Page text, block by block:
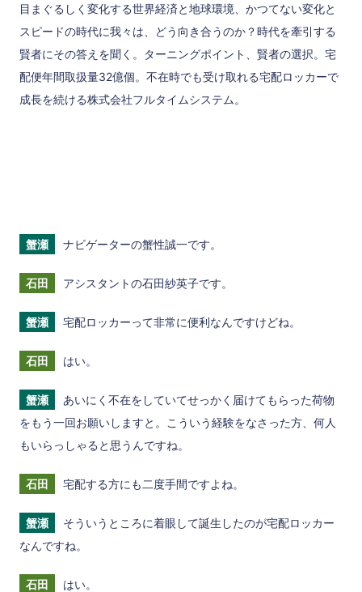
目まぐるしく変化する世界経済と地球環境、かつてない変化と
スピードの時代に我々は、どう向き合うのか？時代を牽引する
賢者にその答えを聞く。ターニングポイント、賢者の選択。宅
配便年間取扱量32億個。不在時でも受け取れる宅配ロッカーで
成長を続ける株式会社フルタイムシステム。
蟹瀬 ナビゲーターの蟹性誠一です。
石田 アシスタントの石田紗英子です。
蟹瀬 宅配ロッカーって非常に便利なんですけどね。
石田 はい。
蟹瀬
あいにく不在をしていてせっかく届けてもらった荷物
をもう一回お願いしますと。こういう経験をなさった方、何人
もいらっしゃると思うんですね。
石田 宅配する方にも二度手間ですよね。
蟹瀬
そういうところに着眼して誕生したのが宅配ロッカー
なんですね。
石田 はい。